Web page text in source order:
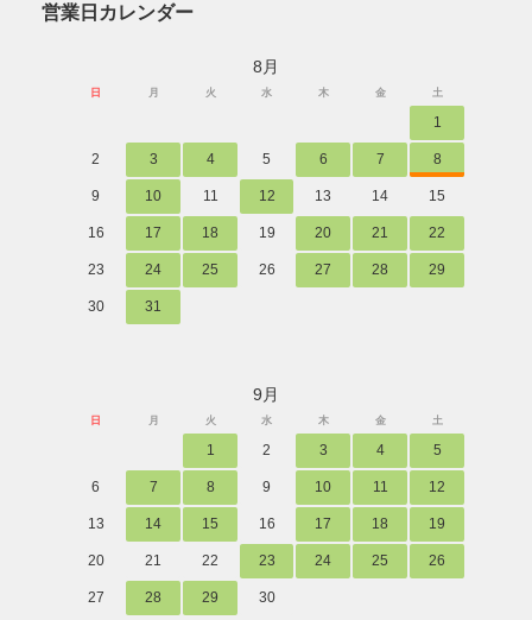
営業日カレンダー
8月
日 月 火 水 木 金 土
1
2 3 4 5 6 7 8
9 10 11 12 13 14 15
16 17 18 19 20 21 22
23 24 25 26 27 28 29
30 31
9月
日 月 火 水 木 金 土
1 2 3 4 5
6 7 8 9 10 11 12
13 14 15 16 17 18 19
20 21 22 23 24 25 26
27 28 29 30